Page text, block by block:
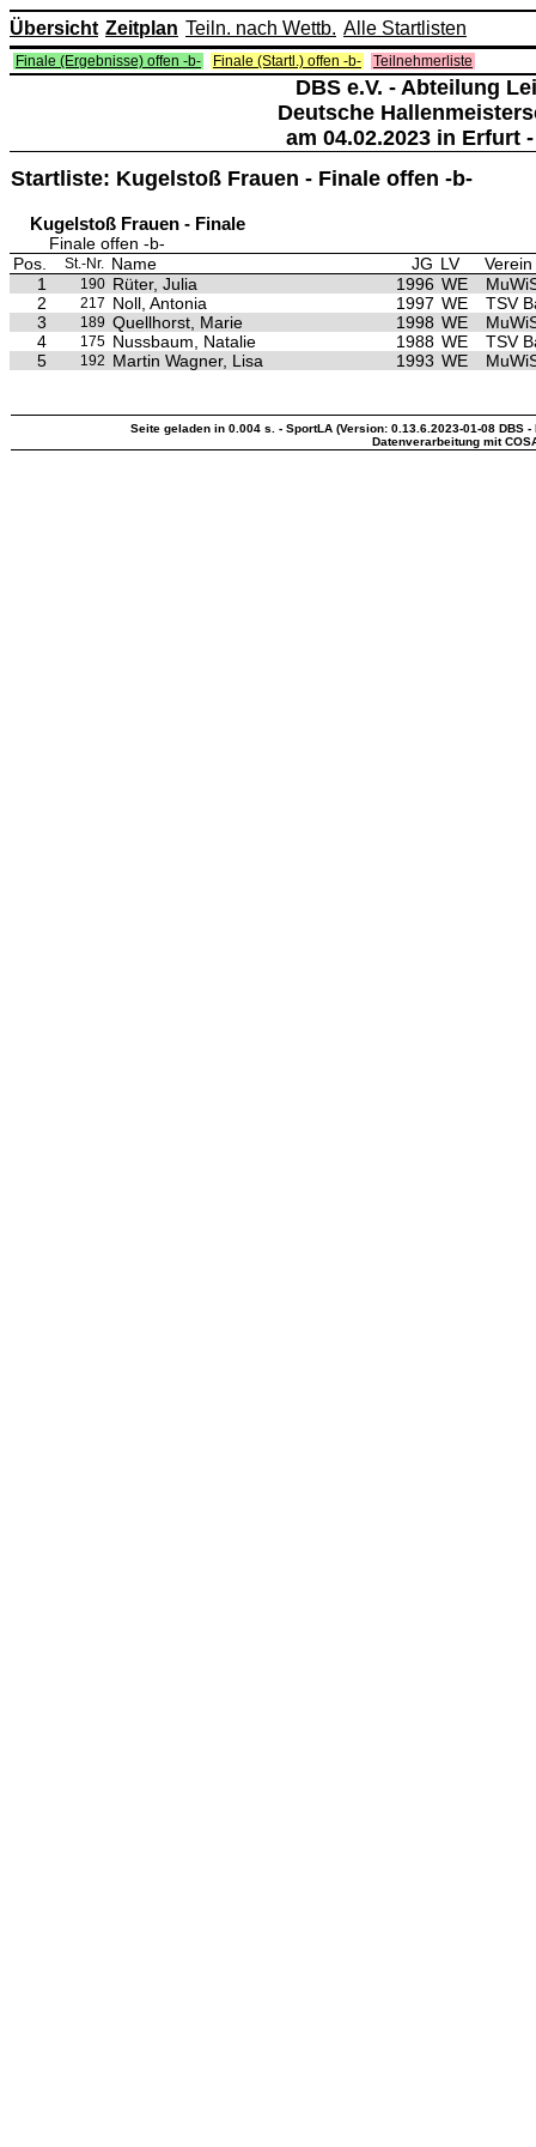
Übersicht Zeitplan Teiln. nach Wettb. Alle Startlisten
Finale (Ergebnisse) offen -b- Finale (Startl.) offen -b- Teilnehmerliste
DBS e.V. - Abteilung
Deutsche
am 04.02.2023 in Erfurt
Startliste: Kugelstoß Frauen - Finale offen -b-
Kugelstoß Frauen - Finale
Finale offen -b-
Pos.
St.-Nr. Name JG LV
Verein
1
190 Rüter, Julia 1996 WE
2
217 Noll, Antonia 1997 WE
TSV
3
189 Quellhorst, Marie 1998 WE
4
175 Nussbaum, Natalie 1988 WE
TSV
5
192 Martin Wagner, Lisa 1993 WE
Seite geladen in 0.004 s. - SportLA (Version: 0.13.6.2023-01-08 DBS
Datenverarbeitung mit